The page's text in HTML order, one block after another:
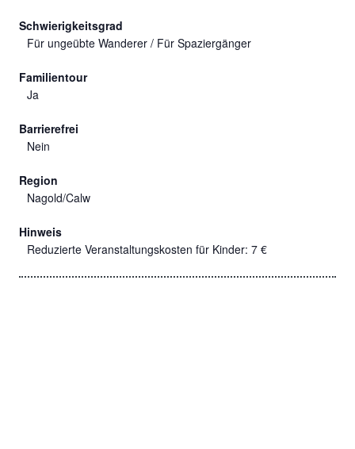
Schwierigkeitsgrad
Für ungeübte Wanderer / Für Spaziergänger
Familientour
Ja
Barrierefrei
Nein
Region
Nagold/Calw
Hinweis
Reduzierte Veranstaltungskosten für Kinder: 7 €